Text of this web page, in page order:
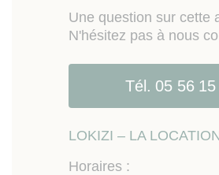
Les informations sur les risques
Une question sur cette
N'hésitez pas à nous
Tél. 05 56
LOKIZI – LA
Horaires :